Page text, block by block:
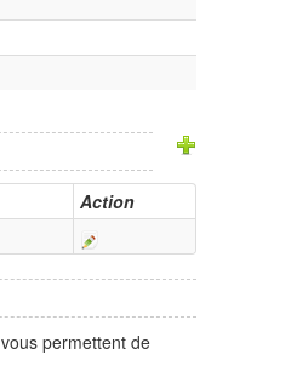
Action
vous permettent de